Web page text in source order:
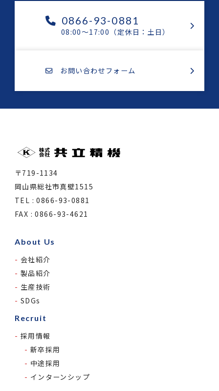
0866-93-0881
08:00～17:00（定休日：土日）
お問い合わせフォーム
〒719-1134
岡山県総社市真壁1515
TEL : 0866-93-0881
FAX : 0866-93-4621
About Us
会社紹介
製品紹介
生産技術
SDGs
Recruit
採用情報
新卒採用
中途採用
インターンシップ